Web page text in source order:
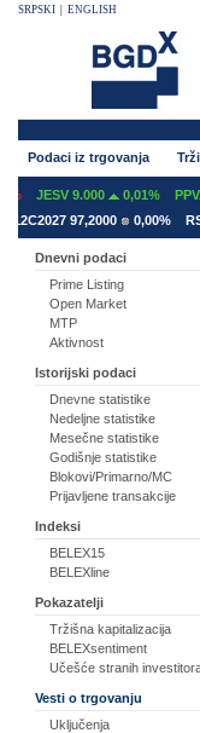
SRPSKI ENGLISH
Podaci iz trgovanja
JESV 9.000 0,01% PPVA
97,2000
0,00%
Dnevni podaci
Prime Listing
Open Market
MTP
Aktivnost
Istorijski podaci
Dnevne statistike
Nedeljne statistike
Mesečne statistike
Godišnje statistike
Blokovi/Primarno/MC
Prijavljene transakcije
Indeksi
BELEX15
BELEXline
Pokazatelji
Tržišna kapitalizacija
BELEXsentiment
Učešće stranih
Vesti o trgovanju
Uključenja